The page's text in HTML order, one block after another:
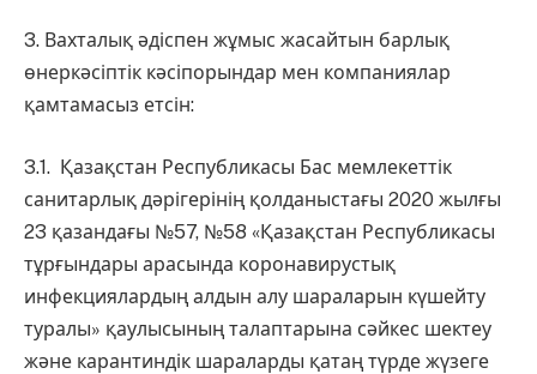
3. Вахталық әдіспен жұмыс жасайтын барлық
өнеркәсіптік кәсіпорындар мен компаниялар
қамтамасыз етсін:
3.1. Қазақстан Республикасы Бас мемлекеттік
санитарлық дәрігерінің қолданыстағы 2020 жылғы
23 қазандағы №57, №58 «Қазақстан Республикасы
тұрғындары арасында коронавирустық
инфекциялардың алдын алу шараларын күшейту
туралы» қаулысының талаптарына сәйкес шектеу
және карантиндік шараларды қатаң түрде жүзеге